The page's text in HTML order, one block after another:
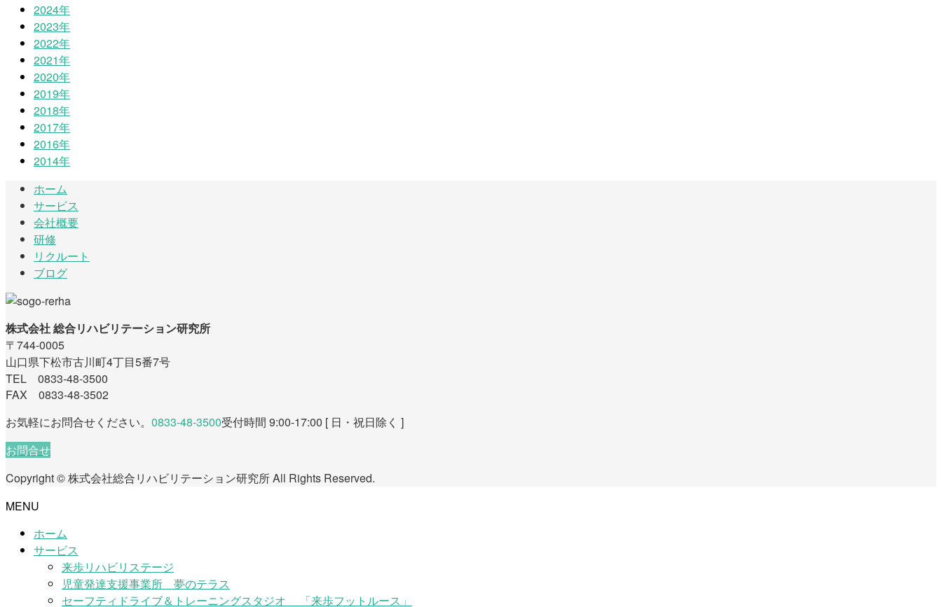
2024年
2023年
2022年
2021年
2020年
2019年
2018年
2017年
2016年
2014年
ホーム
サービス
会社概要
研修
リクルート
ブログ
株式会社 総合リハビリテーション研究所
〒744-0005
山口県下松市古川町4丁目5番7号
TEL 0833-48-3500
FAX 0833-48-3502
お気軽にお問合せください。 0833-48-3500受付時間 9:00-17:00 [ 日・祝日除く ]
お問合せ
Copyright © 株式会社総合リハビリテーション研究所 All Rights Reserved.
MENU
ホーム
サービス
来歩リハビリステージ
児童発達支援事業所 夢のテラス
セーフティドライブ＆トレーニングスタジオ 「来歩フットルース」